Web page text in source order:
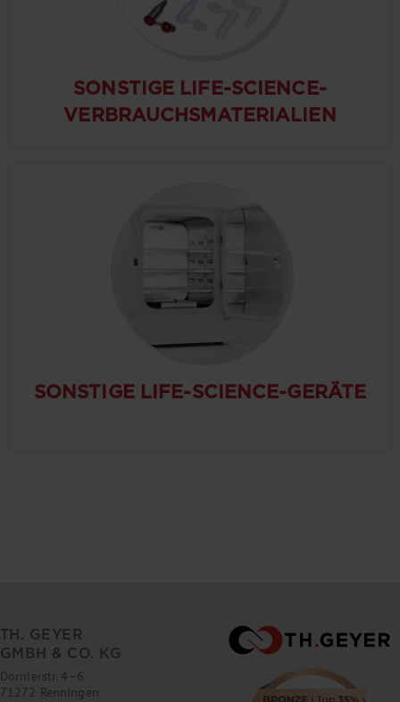
SONSTIGE LIFE-SCIENCE-
VERBRAUCHSMATERIALIEN
SONSTIGE LIFE-SCIENCE-GERÄTE
TH. GEYER
GMBH & CO. KG
Dornierstr. 4–6
71272 Renningen